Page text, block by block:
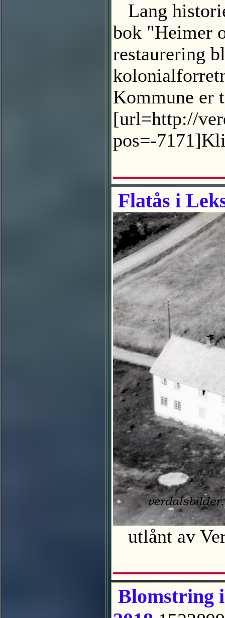
Lang
bok "Heimer
restaurering
Kommune er
[url=http://
pos=-
Flatås i
utlånt av
Blomstring